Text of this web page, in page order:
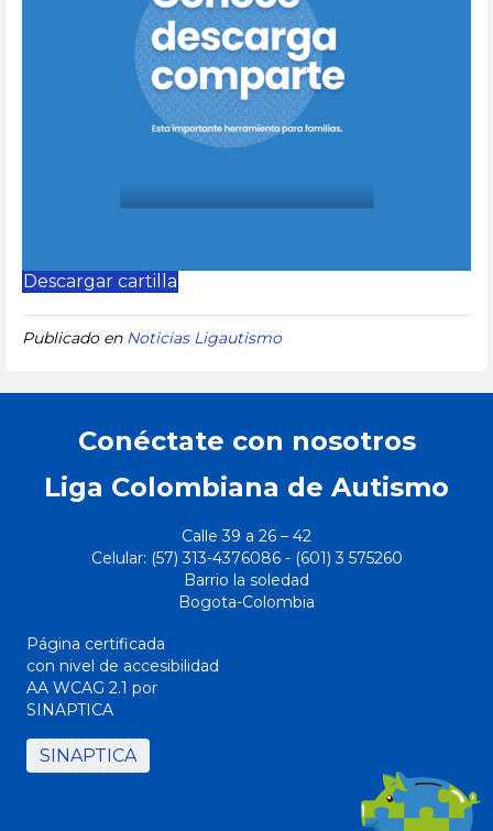
Descargar cartilla
Publicado en Noticias Ligautismo
Conéctate con nosotros
Liga Colombiana de Autismo
Calle 39 a 26 – 42
Celular: (57) 313-4376086 - (601)3 575260
Barrio la soledad
Bogota-Colombia
Página certificada
con nivel de accesibilidad
AA WCAG 2.1 por
SINAPTICA
SINAPTICA